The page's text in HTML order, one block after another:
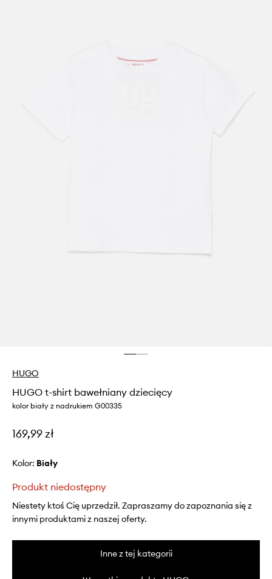
HUGO
HUGO t-shirt bawełniany dziecięcy
kolor biały z nadrukiem G00335
169,99 zł
Kolor: biały
Produkt niedostępny
Niestety ktoś Cię uprzedził. Zapraszamy do zapoznania się z
innymi produktami z naszej oferty.
Inne z tej kategorii